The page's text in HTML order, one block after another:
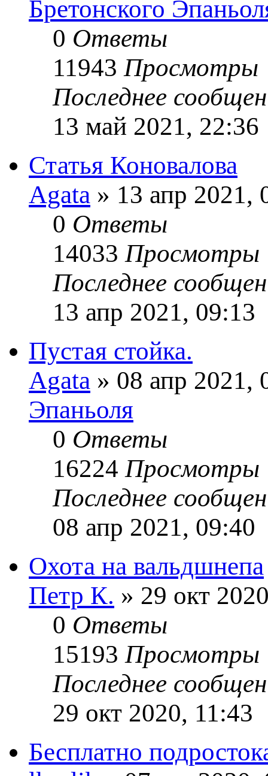
Бретонского
0 Ответы
11943 Просмотры
Последнее
13 май 2021, 22:36
Статья Коновалова
Agata » 13 апр
0 Ответы
14033 Просмотры
Последнее
13 апр 2021, 09:13
Пустая стойка.
Agata » 08 апр
Эпаньоля
0 Ответы
16224 Просмотры
Последнее
08 апр 2021, 09:40
Охота на вальдшнепа
Петр К. » 29 окт
0 Ответы
15193 Просмотры
Последнее
29 окт 2020, 11:43
Бесплатно